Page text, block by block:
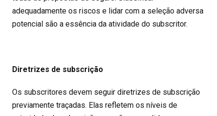
adequadamente os riscos e lidar com a seleção adversa
potencial são a essência da atividade do subscritor.
Diretrizes de subscrição
Os subscritores devem seguir diretrizes de subscrição
previamente traçadas. Elas refletem os níveis de